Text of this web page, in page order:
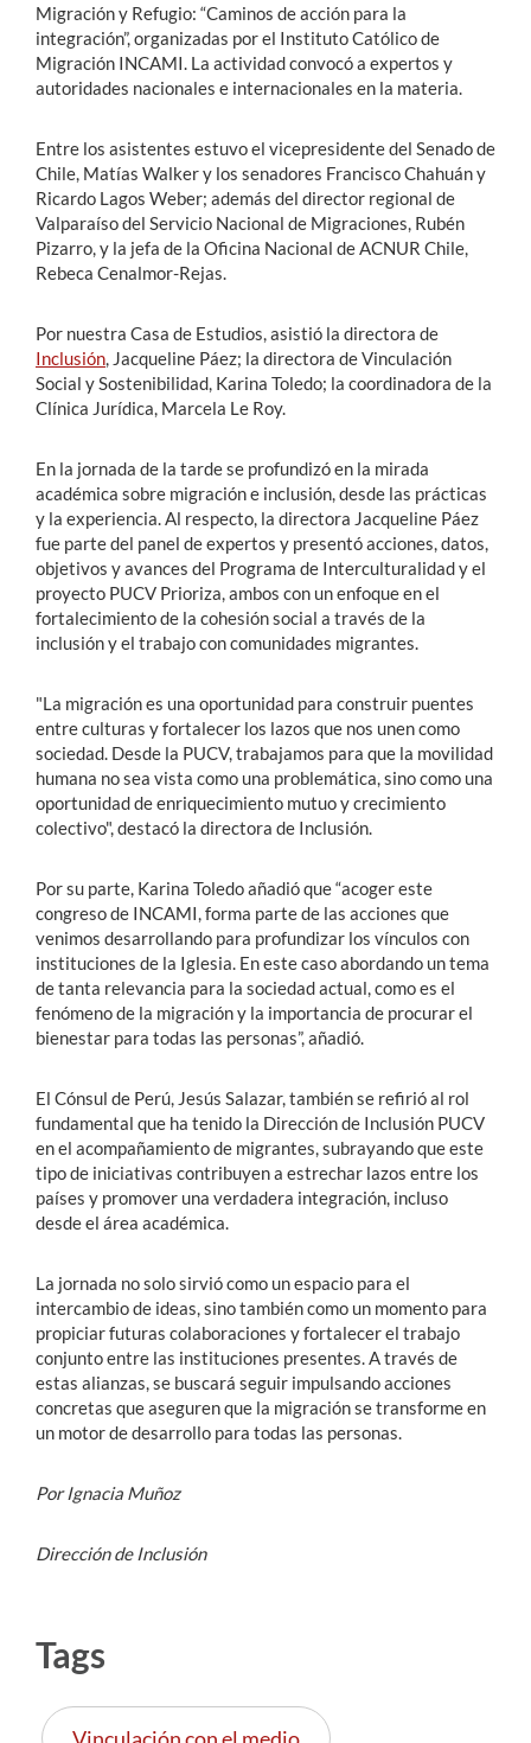
Migración y Refugio: “Caminos de acción para la
integración”, organizadas por el Instituto Católico de
Migración INCAMI. La actividad convocó a expertos y
autoridades nacionales e internacionales en la materia.
Entre los asistentes estuvo el vicepresidente del Senado de
Chile, Matías Walker y los senadores Francisco Chahuán y
Ricardo Lagos Weber; además del director regional de
Valparaíso del Servicio Nacional de Migraciones, Rubén
Pizarro, y la jefa de la Oficina Nacional de ACNUR Chile,
Rebeca Cenalmor-Rejas.
Por nuestra Casa de Estudios, asistió la directora de
Inclusión , Jacqueline Páez; la directora de Vinculación
Social y Sostenibilidad, Karina Toledo; la coordinadora de la
Clínica Jurídica, Marcela Le Roy.
En la jornada de la tarde se profundizó en la mirada
académica sobre migración e inclusión, desde las prácticas
y la experiencia. Al respecto, la directora Jacqueline Páez
fue parte del panel de expertos y presentó acciones, datos,
objetivos y avances del Programa de Interculturalidad y el
proyecto PUCV Prioriza, ambos con un enfoque en el
fortalecimiento de la cohesión social a través de la
inclusión y el trabajo con comunidades migrantes.
"La migración es una oportunidad para construir puentes
entre culturas y fortalecer los lazos que nos unen como
sociedad. Desde la PUCV, trabajamos para que la movilidad
humana no sea vista como una problemática, sino como una
oportunidad de enriquecimiento mutuo y crecimiento
colectivo", destacó la directora de Inclusión.
Por su parte, Karina Toledo añadió que “acoger este
congreso de INCAMI, forma parte de las acciones que
venimos desarrollando para profundizar los vínculos con
instituciones de la Iglesia. En este caso abordando un tema
de tanta relevancia para la sociedad actual, como es el
fenómeno de la migración y la importancia de procurar el
bienestar para todas las personas”, añadió.
El Cónsul de Perú, Jesús Salazar, también se refirió al rol
fundamental que ha tenido la Dirección de Inclusión PUCV
en el acompañamiento de migrantes, subrayando que este
tipo de iniciativas contribuyen a estrechar lazos entre los
países y promover una verdadera integración, incluso
desde el área académica.
La jornada no solo sirvió como un espacio para el
intercambio de ideas, sino también como un momento para
propiciar futuras colaboraciones y fortalecer el trabajo
conjunto entre las instituciones presentes. A través de
estas alianzas, se buscará seguir impulsando acciones
concretas que aseguren que la migración se transforme en
un motor de desarrollo para todas las personas.
Por Ignacia Muñoz
Dirección de Inclusión
Tags
Vinculación con el medio